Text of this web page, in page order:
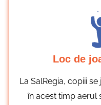
Loc de
La SalRegia, copiii
în acest timp aerul